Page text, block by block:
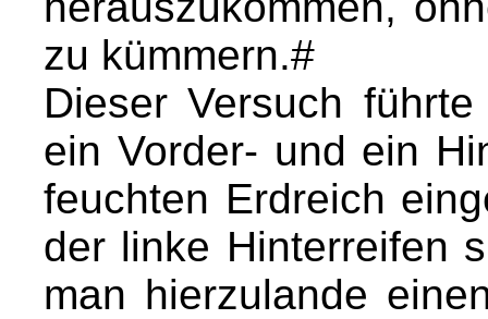
zu kümmern.#
Dieser Versuch
ein Vorder- und ein
feuchten Erdreich
der linke Hinterreifen
man hierzulande